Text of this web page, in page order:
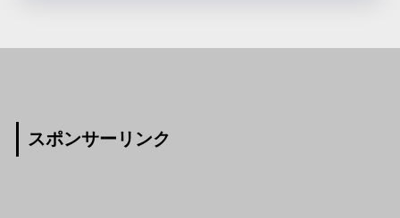
スポンサーリンク